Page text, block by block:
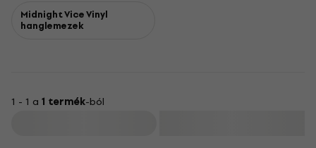
Midnight Vice Vinyl
hanglemezek
1 - 1 a 1 termék-ból